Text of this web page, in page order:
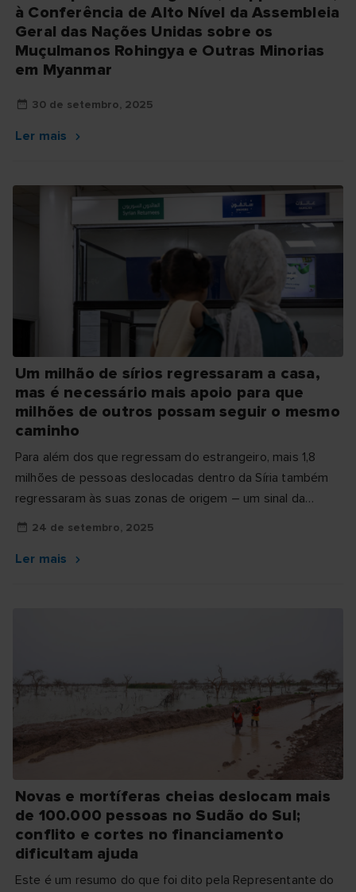
à Conferência de Alto Nível da Assembleia
Geral das Nações Unidas sobre os
Muçulmanos Rohingya e Outras Minorias
em Myanmar
30 de setembro, 2025
Ler mais
Um milhão de sírios regressaram a casa,
mas é necessário mais apoio para que
milhões de outros possam seguir o mesmo
caminho
Para além dos que regressam do estrangeiro, mais 1,8
milhões de pessoas deslocadas dentro da Síria também
regressaram às suas zonas de origem – um sinal da
grande...
24 de setembro, 2025
Ler mais
Novas e mortíferas cheias deslocam mais
de 100.000 pessoas no Sudão do Sul;
conflito e cortes no financiamento
dificultam ajuda
Este é um resumo do que foi dito pela Representante do